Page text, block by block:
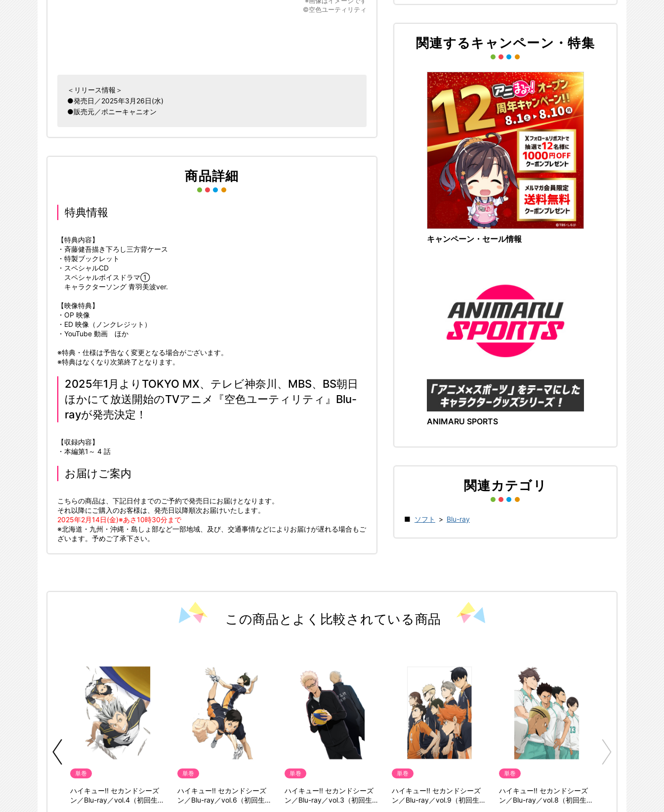
©空色ユーティリティ
＜リリース情報＞
●発売日／2025年3月26日(水)
●販売元／ポニーキャニオン
商品詳細
特典情報
【特典内容】
・斉藤健吾描き下ろし三方背ケース
・特製ブックレット
・スペシャルCD
スペシャルボイスドラマ①
キャラクターソング 青羽美波ver.
【映像特典】
・OP 映像
・ED 映像（ノンクレジット）
・YouTube 動画 ほか
※特典・仕様は予告なく変更となる場合がございます。
※特典はなくなり次第終了となります。
2025年1月よりTOKYO MX、テレビ神奈川、MBS、BS朝日
ほかにて放送開始のTVアニメ『空色ユーティリティ』Blu-
rayが発売決定！
【収録内容】
・本編第1～ 4 話
お届けご案内
こちらの商品は、下記日付までのご予約で発売日にお届けとなります。
それ以降にご購入のお客様は、発売日以降順次お届けいたします。
2025年2月14日(金)※あさ10時30分まで
※北海道・九州・沖縄・島しょ部など一部地域、及び、交通事情などによりお届けが遅れる場合もご
ざいます。予めご了承下さい。
関連するキャンペーン・特集
キャンペーン・セール情報
ANIMARU SPORTS
関連カテゴリ
ソフト > Blu-ray
この商品とよく比較されている商品
単巻
ハイキュー!! セカンドシーズ
ン／Blu-ray／vol.4（初回生産
単巻
ハイキュー!! セカンドシーズ
ン／Blu-ray／vol.6（初回生産
単巻
ハイキュー!! セカンドシーズ
ン／Blu-ray／vol.3（初回生産
単巻
ハイキュー!! セカンドシーズ
ン／Blu-ray／vol.9（初回生産
単巻
ハイキュー!! セカンドシーズ
ン／Blu-ray／vol.8（初回生産